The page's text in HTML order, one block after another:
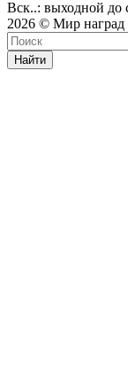
Вск..: выходной до
2026 © Мир наград
Найти